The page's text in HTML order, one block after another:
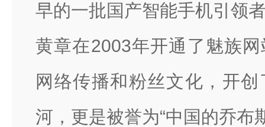
早的一批国产智能手机引领
黄章在2003年开通了魅族
网络传播和粉丝文化，开
河，更是被誉为“中国的乔布